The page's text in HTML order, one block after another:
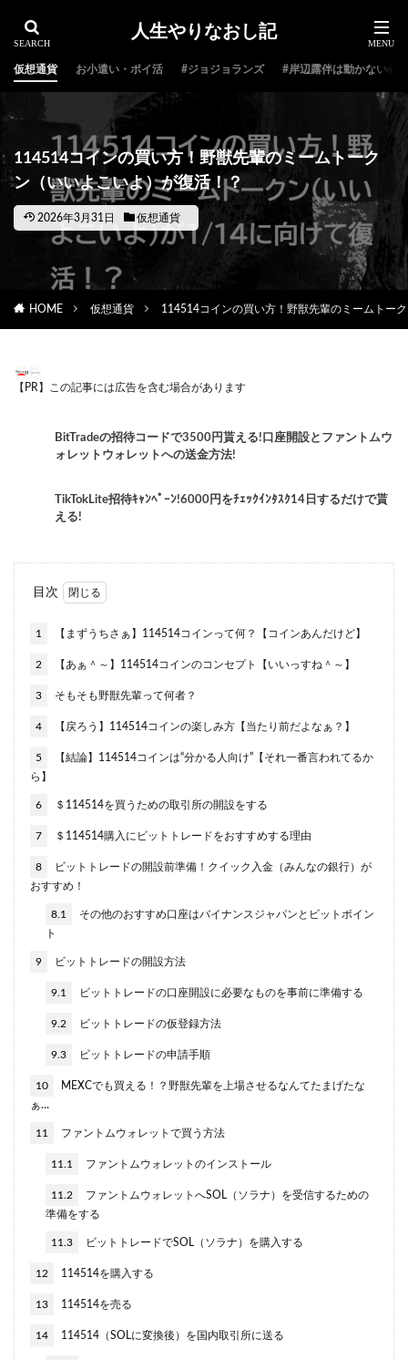
人生やりなおし記
仮想通貨 お小遣い・ポイ活 #ジョジョランズ #岸辺露伴は動かない
114514コインの買い方！野獣先輩のミームトーク
ン（いいよこいよ）が復活！？
2026年3月31日 仮想通貨
HOME 仮想通貨 114514コインの買い方！野獣先輩のミームトー
【PR】この記事には広告を含む場合があります
BitTradeの招待コードで3500円貰える!口座開設とファントムウ
ォレットウォレットへの送金方法!
TikTokLite招待ｷｬﾝﾍﾟｰﾝ!6000円をﾁｪｯｸｲﾝﾀｽｸ14日するだけで貰
える!
目次
1 【まずうちさぁ】114514コインって何？【コインあんだけど】
2 【あぁ＾～】114514コインのコンセプト【いいっすね＾～】
3 そもそも野獣先輩って何者？
4 【戻ろう】114514コインの楽しみ方【当たり前だよなぁ？】
5
【結論】114514コインは“分かる人向け”【それ一番言われてるか
ら】
6 ＄114514を買うための取引所の開設をする
7 ＄114514購入にビットトレードをおすすめする理由
8
ビットトレードの開設前準備！クイック入金（みんなの銀行）が
おすすめ！
8.1
その他のおすすめ口座はバイナンスジャパンとビットポイン
ト
9 ビットトレードの開設方法
9.1 ビットトレードの口座開設に必要なものを事前に準備する
9.2 ビットトレードの仮登録方法
9.3 ビットトレードの申請手順
10
MEXCでも買える！？野獣先輩を上場させるなんてたまげたな
ぁ…
11 ファントムウォレットで買う方法
11.1 ファントムウォレットのインストール
11.2
ファントムウォレットへSOL（ソラナ）を受信するための
準備をする
11.3 ビットトレードでSOL（ソラナ）を購入する
12 114514を購入する
13 114514を売る
14 114514（SOLに変換後）を国内取引所に送る